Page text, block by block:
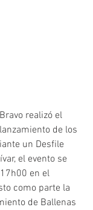
realizó el
de los
un Desfile
el evento se
en el
como parte la
de Ballenas